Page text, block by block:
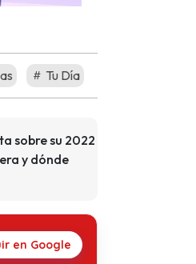
Tu Día
sobre su 2022
y dónde
en Google